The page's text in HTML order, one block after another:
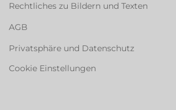
Rechtliches zu Bildern und Texten
AGB
Privatsphäre und Datenschutz
Cookie Einstellungen